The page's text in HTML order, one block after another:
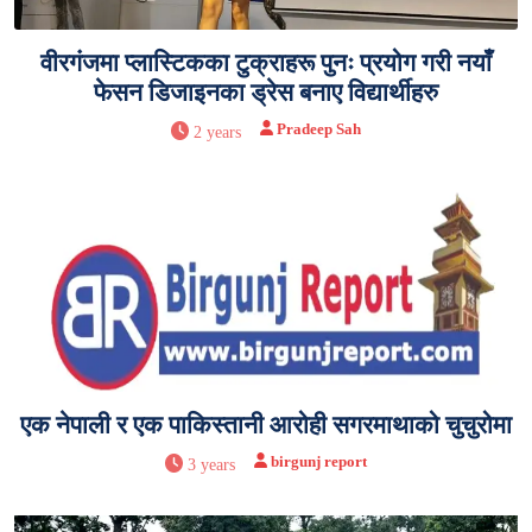
वीरगंजमा प्लास्टिकका टुक्राहरू पुनः प्रयोग गरी नयाँ
फेसन डिजाइनका ड्रेस बनाए विद्यार्थीहरु
2 years Pradeep Sah
एक नेपाली र एक पाकिस्तानी आरोही सगरमाथाको चुचुरोमा
3 years birgunj report